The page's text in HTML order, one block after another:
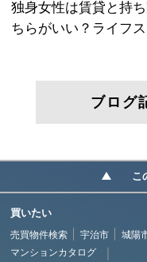
ブログ
こ
買いたい
売買物件検索 宇治市 城陽
マンションカタログ